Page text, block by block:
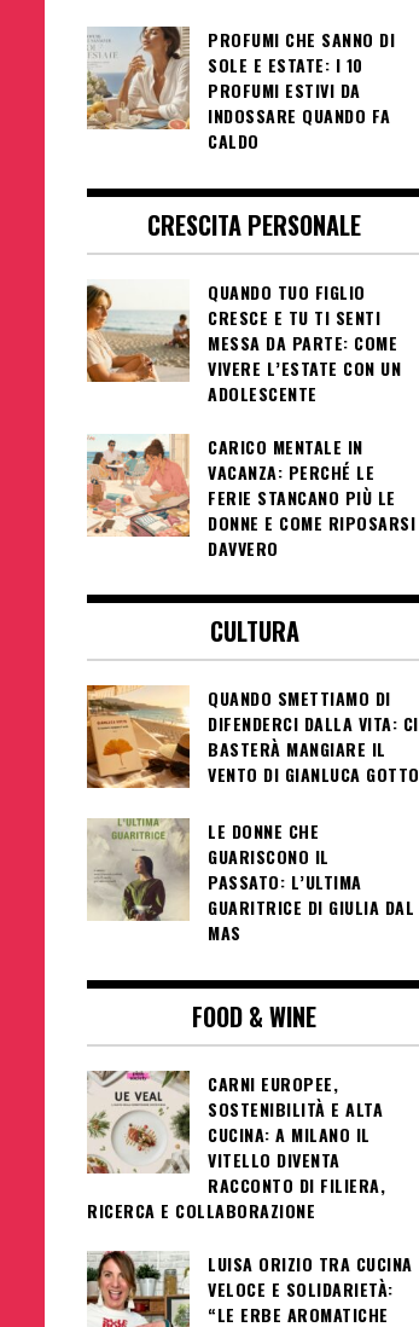
PROFUMI CHE SANNO DI
SOLE E ESTATE: I 10
PROFUMI ESTIVI DA
INDOSSARE QUANDO FA
CALDO
CRESCITA PERSONALE
QUANDO TUO FIGLIO
CRESCE E TU TI SENTI
MESSA DA PARTE: COME
VIVERE L’ESTATE CON UN
ADOLESCENTE
CARICO MENTALE IN
VACANZA: PERCHÉ LE
FERIE STANCANO PIÙ LE
DONNE E COME RIPOSARSI
DAVVERO
CULTURA
QUANDO SMETTIAMO DI
DIFENDERCI DALLA VITA: CI
BASTERÀ MANGIARE IL
VENTO DI GIANLUCA GOTTO
LE DONNE CHE
GUARISCONO IL
PASSATO: L’ULTIMA
GUARITRICE DI GIULIA DAL
MAS
FOOD & WINE
CARNI EUROPEE,
SOSTENIBILITÀ E ALTA
CUCINA: A MILANO IL
VITELLO DIVENTA
RACCONTO DI FILIERA,
RICERCA E COLLABORAZIONE
LUISA ORIZIO TRA CUCINA
VELOCE E SOLIDARIETÀ:
“LE ERBE AROMATICHE